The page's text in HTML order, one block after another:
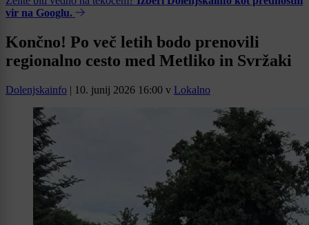
vir na Googlu.
Končno! Po več letih bodo prenovili
regionalno cesto med Metliko in Svržaki
Dolenjskainfo | 10. junij 2026 16:00 v Lokalno